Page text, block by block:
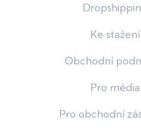
Ke stažení
Obchodní
Pro média
Pro obchodní